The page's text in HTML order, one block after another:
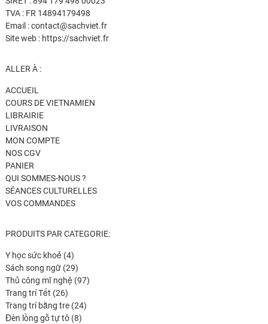
TVA : FR 14894179498
Email : contact@sachviet.fr
Site web : https://sachviet.fr
ALLER À :
ACCUEIL
COURS DE VIETNAMIEN
LIBRAIRIE
LIVRAISON
MON COMPTE
NOS CGV
PANIER
QUI SOMMES-NOUS ?
SÉANCES CULTURELLES
VOS COMMANDES
PRODUITS PAR CATEGORIE:
Y học sức khoẻ 44
produits
Sách song ngữ 2929
produits
Thủ công mĩ nghệ 9797
Trang trí Tết 2626
produits
Trang trí bằng tre 2424
Đèn lồng gỗ tự tô 88